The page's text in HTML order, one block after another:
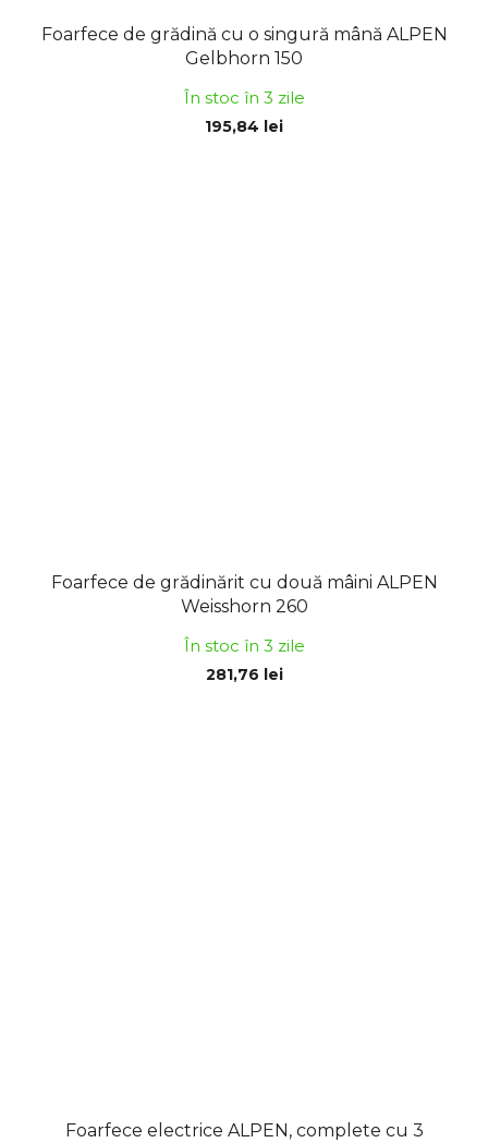
Foarfece de grădină cu o singură mână ALPEN
Gelbhorn 150
În stoc în 3 zile
195,84 lei
Foarfece de grădinărit cu două mâini ALPEN
Weisshorn 260
În stoc în 3 zile
281,76 lei
Foarfece electrice ALPEN, complete cu 3